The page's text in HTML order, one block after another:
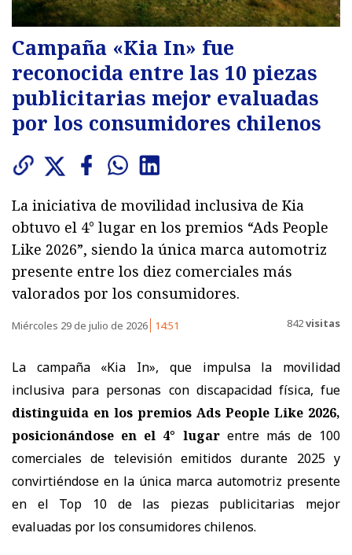
Campaña «Kia In» fue
reconocida entre las 10 piezas
publicitarias mejor evaluadas
por los consumidores chilenos
La iniciativa de movilidad inclusiva de Kia
obtuvo el 4° lugar en los premios “Ads People
Like 2026”, siendo la única marca automotriz
presente entre los diez comerciales más
valorados por los consumidores.
Miércoles 29 de julio de 2026 14:51 842visitas
La campaña «Kia In», que impulsa la movilidad
inclusiva para personas con discapacidad física, fue
distinguida en los premios Ads People Like 2026,
posicionándose en el 4° lugarentre más de 100
comerciales de televisión emitidos durante 2025 y
convirtiéndose en la única marca automotriz presente
en el Top 10 de las piezas publicitarias mejor
evaluadas por los consumidores chilenos.